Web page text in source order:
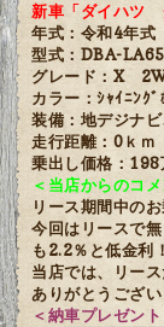
新車「ダイハツ
年式：令和4年式
型式：DBA-
グレード：X
カラー：ｼｬｲﾆﾝｸ
装備：地デジナ
走行距離：0ｋｍ
乗出し価格：198
＜当店からのコ
リース期間中の
今回はリースで
も2.2％と低金利！
当店では、リー
ありがとうござい
＜納車プレゼント